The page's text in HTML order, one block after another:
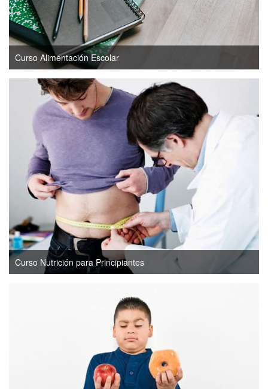
Curso Alimentación Escolar
Curso Nutrición para Principiantes